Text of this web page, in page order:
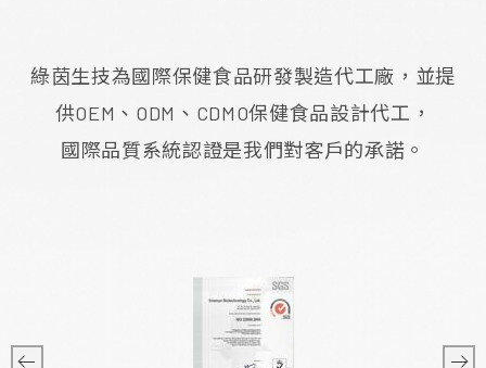
綠茵生技為國際保健食品研發製造代工廠，並提
供OEM、ODM、CDMO保健食品設計代工，
國際品質系統認證是我們對客戶的承諾。